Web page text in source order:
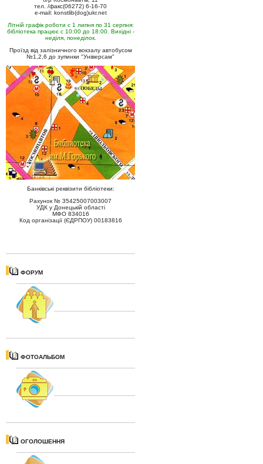
тел. /факс(06272) 6-16-70
e-mail: konstlib(dog)ukr.net
Літній графік роботи с 1 липня по 31 серпня:
бібліотека працює с 10:00 до 18:00. Вихідні -
неділя, понеділок.
Проїзд від залізничного вокзалу автобусом
№1,2,6 до зупинки "Універсам"
Банківські реквізити бібліотеки:
Рахунок № 35425007003007
УДК у Донецькій області
МФО 834016
Код організації (ЄДРПОУ) 00183816
ФОРУМ
ФОТОАЛЬБОМ
ОГОЛОШЕННЯ